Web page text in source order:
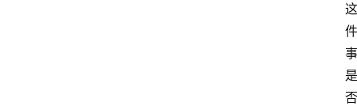
这
件
事
是
否